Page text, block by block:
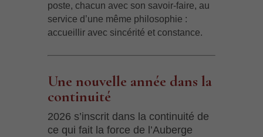
poste, chacun avec son savoir-faire, au
service d’une même philosophie :
accueillir avec sincérité et constance.
Une nouvelle année dans la
continuité
2026 s’inscrit dans la continuité de
ce qui fait la force de l’Auberge